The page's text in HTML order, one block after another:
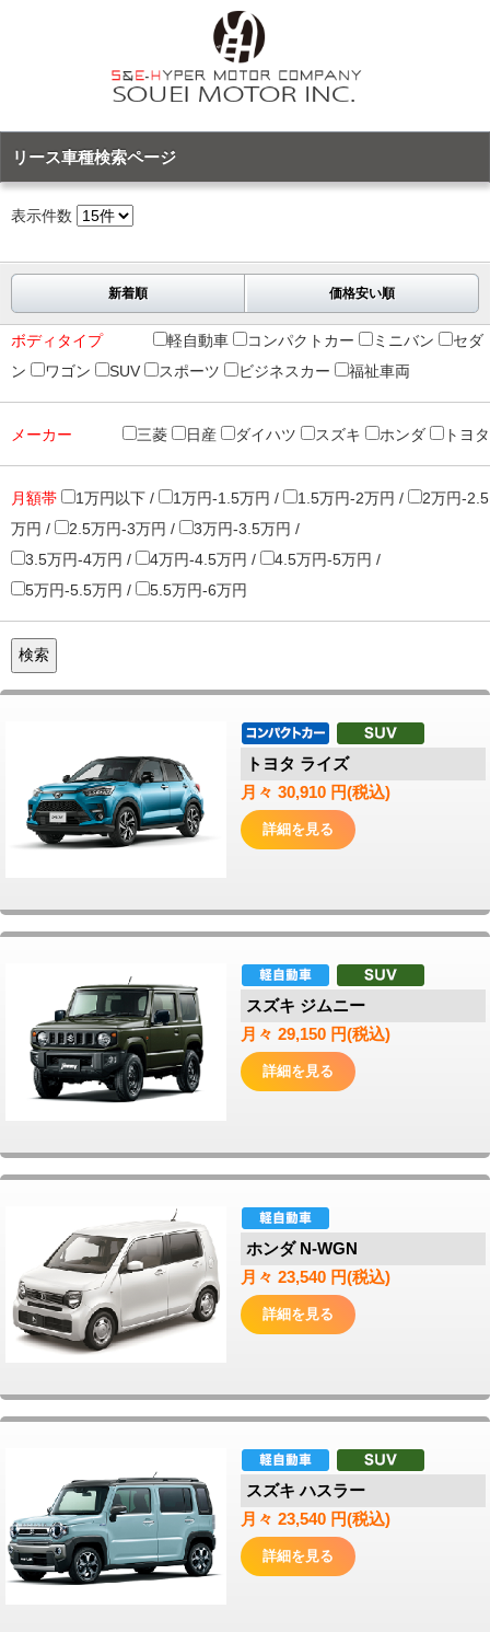
リース車種検索ページ
表示件数
新着順 価格安い順
ボディタイプ 軽自動車 コンパクトカー ミニバン
セダ
ン
ワゴン SUV スポーツ ビジネスカー 福祉車両
メーカー 三菱 日産 ダイハツ スズキ ホンダ トヨタ
月額帯 1万円以下 / 1万円-1.5万円 / 1.5万円-2万円 /
2万円-2.5
万円 /
2.5万円-3万円 /
3万円-3.5万円 /
3.5万円-4万円 /
4万円-4.5万円 /
4.5万円-5万円 /
5万円-5.5万円 /
5.5万円-6万円
トヨタ ライズ
月々 30,910 円(税込)
詳細を見る
スズキ ジムニー
月々 29,150 円(税込)
詳細を見る
ホンダ N-WGN
月々 23,540 円(税込)
詳細を見る
スズキ ハスラー
月々 23,540 円(税込)
詳細を見る